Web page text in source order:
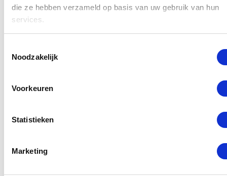
die ze hebben verzameld op basis van uw gebruik van hun
services.
Noodzakelijk
Voorkeuren
Statistieken
Marketing